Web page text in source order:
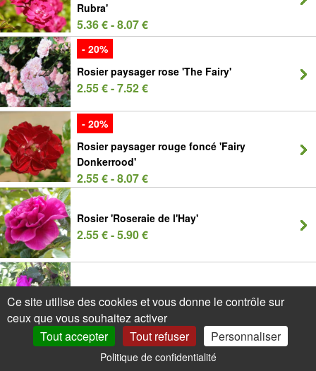
Rubra'
5.36 € - 8.07 €
- 20%
Rosier paysager rose 'The Fairy'
2.55 € - 7.52 €
- 20%
Rosier paysager rouge foncé 'Fairy
Donkerrood'
2.55 € - 8.07 €
Rosier 'Roseraie de l'Hay'
2.55 € - 5.90 €
1.95 € - 4.92 €
Promos
Ce site utilise des cookies et vous donne le contrôle sur
ceux que vous souhaitez activer
Tout accepter
Tout refuser Personnaliser
Politique de confidentialité